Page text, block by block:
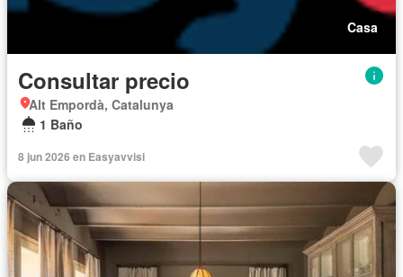
Casa
Consultar precio
Alt Empordà, Catalunya
1 Baño
8 jun 2026 en Easyavvisi